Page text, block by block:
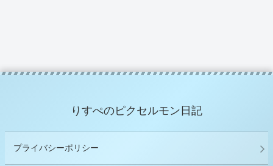
りすぺのピクセルモン日記
プライバシーポリシー